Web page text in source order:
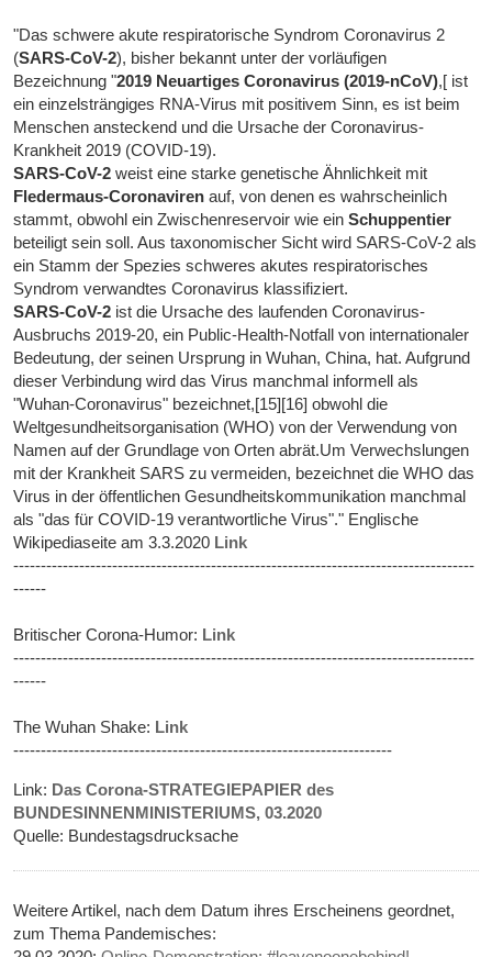
"Das schwere akute respiratorische Syndrom Coronavirus 2
(SARS-CoV-2), bisher bekannt unter der vorläufigen
Bezeichnung "2019 Neuartiges Coronavirus (2019-nCoV),[ ist
ein einzelsträngiges RNA-Virus mit positivem Sinn, es ist beim
Menschen ansteckend und die Ursache der Coronavirus-
Krankheit 2019 (COVID-19).
SARS-CoV-2 weist eine starke genetische Ähnlichkeit mit
Fledermaus-Coronavirenauf, von denen es wahrscheinlich
stammt, obwohl ein Zwischenreservoir wie einSchuppentier
beteiligt sein soll. Aus taxonomischer Sicht wird SARS-CoV-2 als
ein Stamm der Spezies schweres akutes respiratorisches
Syndrom verwandtes Coronavirus klassifiziert.
SARS-CoV-2 ist die Ursache des laufenden Coronavirus-
Ausbruchs 2019-20, ein Public-Health-Notfall von internationaler
Bedeutung, der seinen Ursprung in Wuhan, China, hat. Aufgrund
dieser Verbindung wird das Virus manchmal informell als
"Wuhan-Coronavirus" bezeichnet,[15][16] obwohl die
Weltgesundheitsorganisation (WHO) von der Verwendung von
Namen auf der Grundlage von Orten abrät.Um Verwechslungen
mit der Krankheit SARS zu vermeiden, bezeichnet die WHO das
Virus in der öffentlichen Gesundheitskommunikation manchmal
als "das für COVID-19 verantwortliche Virus"." Englische
Wikipediaseite am 3.3.2020 Link
------------------------------------------------------------------------------------
------
Britischer Corona-Humor: Link
------------------------------------------------------------------------------------
------
The Wuhan Shake: Link
---------------------------------------------------------------------
Link: Das Corona-STRATEGIEPAPIER des
BUNDESINNENMINISTERIUMS, 03.2020
Quelle: Bundestagsdrucksache
Weitere Artikel, nach dem Datum ihres Erscheinens geordnet,
zum Thema Pandemisches: